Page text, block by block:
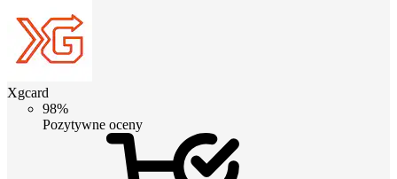
Xgcard
98%
Pozytywne oceny